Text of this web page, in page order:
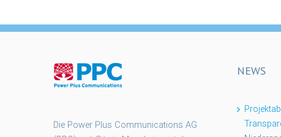
Die Power Plus Communications AG
NEWS